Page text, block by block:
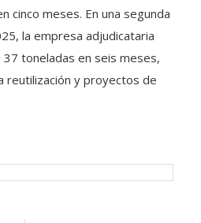
cinco meses. En una segunda
la empresa adjudicataria
toneladas en seis meses,
reutilización y proyectos de